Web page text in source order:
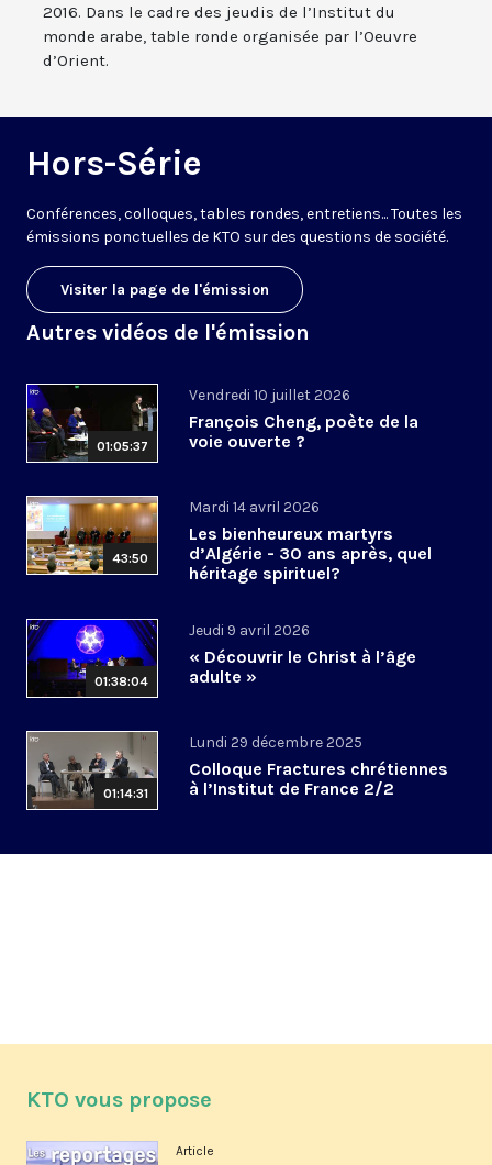
2016. Dans le cadre des jeudis de l’Institut du
monde arabe, table ronde organisée par l’Oeuvre
d’Orient.
Hors-Série
Conférences, colloques, tables rondes, entretiens... Toutes les
émissions ponctuelles de KTO sur des questions de société.
Visiter la page de l'émission
Autres vidéos de l'émission
01:05:37
Vendredi 10 juillet 2026
François Cheng, poète de la
voie ouverte ?
43:50
Mardi 14 avril 2026
Les bienheureux martyrs
d’Algérie - 30 ans après, quel
héritage spirituel?
01:38:04
Jeudi 9 avril 2026
« Découvrir le Christ à l’âge
adulte »
01:14:31
Lundi 29 décembre 2025
Colloque Fractures chrétiennes
à l’Institut de France 2/2
KTO vous propose
Article